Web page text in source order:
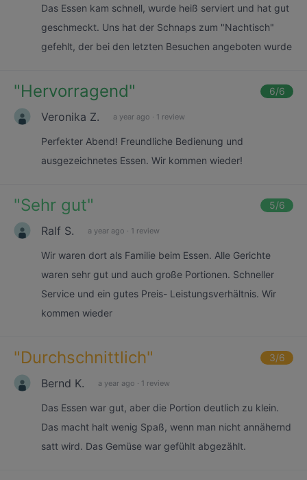
Das Essen kam schnell, wurde heiß serviert und hat gut
geschmeckt. Uns hat der Schnaps zum "Nachtisch"
gefehlt, der bei den letzten Besuchen angeboten wurde
"Hervorragend" 6/6
Veronika Z. a year ago · 1 review
Perfekter Abend! Freundliche Bedienung und
ausgezeichnetes Essen. Wir kommen wieder!
"Sehr gut" 5/6
Ralf S. a year ago · 1 review
Wir waren dort als Familie beim Essen. Alle Gerichte
waren sehr gut und auch große Portionen. Schneller
Service und ein gutes Preis- Leistungsverhältnis. Wir
kommen wieder
"Durchschnittlich" 3/6
Bernd K. a year ago · 1 review
Das Essen war gut, aber die Portion deutlich zu klein.
Das macht halt wenig Spaß, wenn man nicht annähernd
satt wird. Das Gemüse war gefühlt abgezählt.